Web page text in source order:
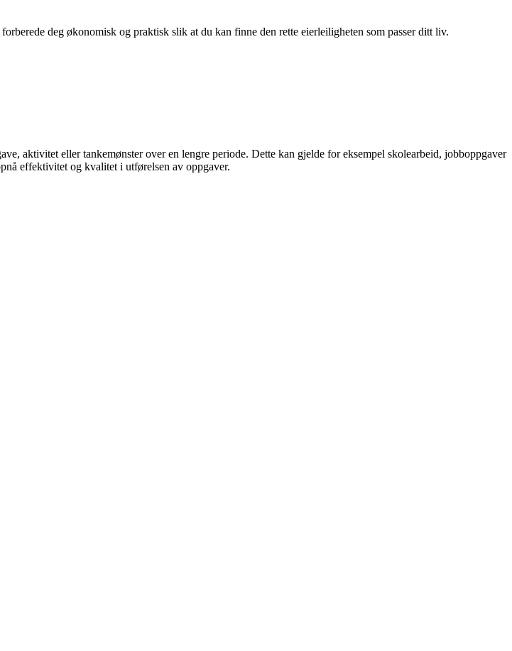
deg økonomisk og praktisk slik at du kan finne den rette eierleiligheten som passer ditt liv.
aktivitet eller tankemønster over en lengre periode. Dette kan gjelde for eksempel skolearbeid, jobboppgaver
effektivitet og kvalitet i utførelsen av oppgaver.